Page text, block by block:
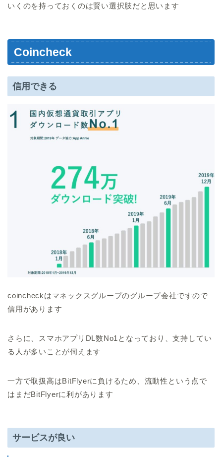
いくのを持っておくのは賢い選択肢だと思います
Coincheck
信用できる
coincheckはマネックスグループのグループ会社ですので
信用があります
さらに、スマホアプリDL数No1となっており、支持してい
る人が多いことが伺えます
一方で取扱高はBitFlyerに負けるため、流動性という点で
はまだBitFlyerに利があります
サービスが良い